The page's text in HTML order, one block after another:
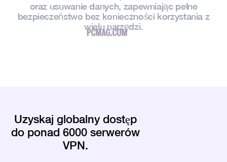
oraz usuwanie danych, zapewniając pełne
bezpieczeństwo bez konieczności korzystania z
wielu narzędzi.
Uzyskaj globalny dostęp
do ponad 6000 serwerów
VPN.